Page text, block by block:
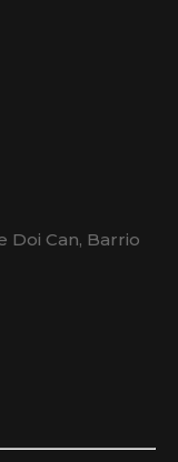
Doi Can, Barrio